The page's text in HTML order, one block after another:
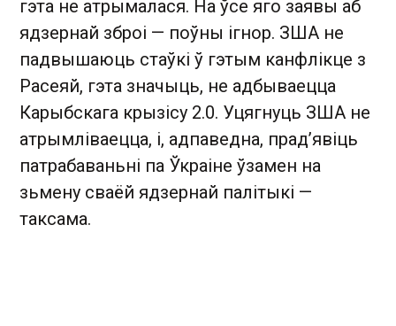
гэта не атрымалася. На ўсе яго заявы аб
ядзернай зброі — поўны ігнор. ЗША не
падвышаюць стаўкі ў гэтым канфлікце з
Расеяй, гэта значыць, не адбываецца
Карыбскага крызісу 2.0. Уцягнуць ЗША не
атрымліваецца, і, адпаведна, прадʼявіць
патрабаваньні па Ўкраіне ўзамен на
зьмену сваёй ядзернай палітыкі —
таксама.